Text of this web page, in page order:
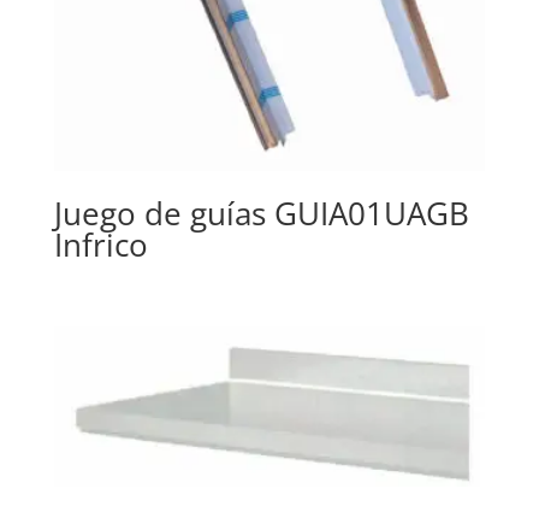
Juego de guías GUIA01UAGB
Infrico